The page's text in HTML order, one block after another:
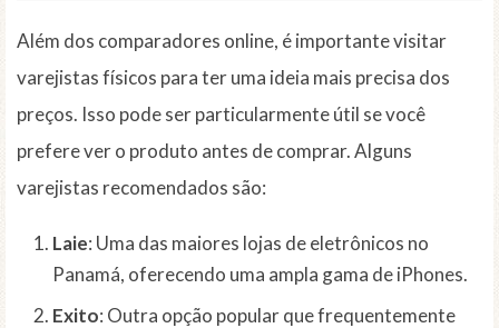
Além dos comparadores online, é importante visitar
varejistas físicos para ter uma ideia mais precisa dos
preços. Isso pode ser particularmente útil se você
prefere ver o produto antes de comprar. Alguns
varejistas recomendados são:
Laie: Uma das maiores lojas de eletrônicos no
Panamá, oferecendo uma ampla gama de iPhones.
Exito: Outra opção popular que frequentemente